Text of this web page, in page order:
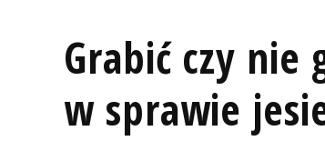
Grabić czy nie
w sprawie